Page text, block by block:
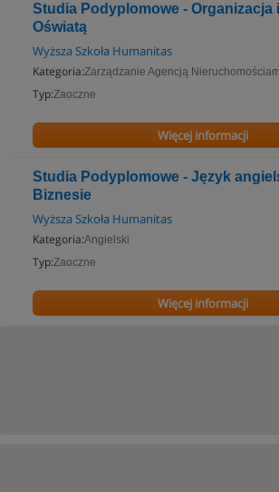
Studia Podyplomowe - Organizacja
Oświatą
Wyższa Szkoła Humanitas
Kategoria:Zarządzanie Agencją
Typ:Zaoczne
Więcej informacji
Studia Podyplomowe - Język
Biznesie
Wyższa Szkoła Humanitas
Kategoria:Angielski
Typ:Zaoczne
Więcej informacji